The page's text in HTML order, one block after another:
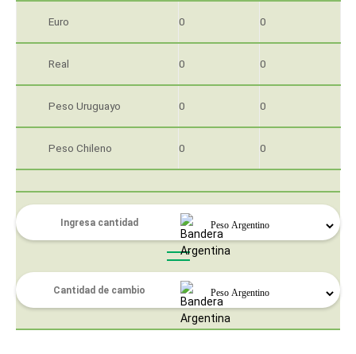
Euro 0 0
Real 0 0
Peso Uruguayo 0 0
Peso Chileno 0 0